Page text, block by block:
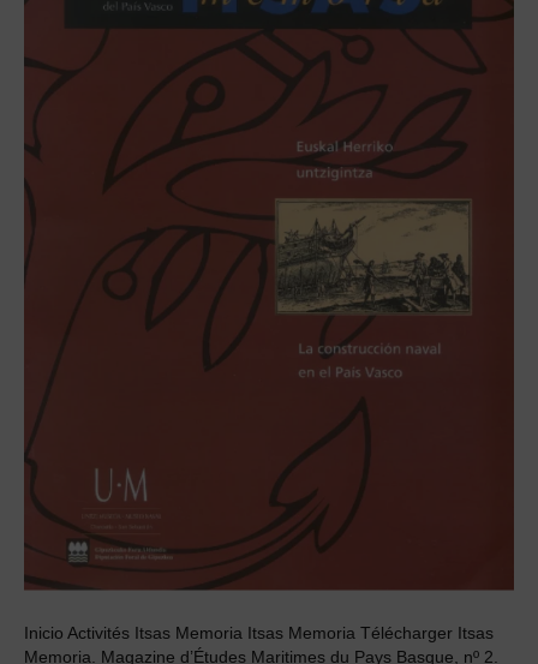
Inicio Activités Itsas Memoria Itsas Memoria Télécharger Itsas
Memoria. Magazine d’Études Maritimes du Pays Basque, nº 2.